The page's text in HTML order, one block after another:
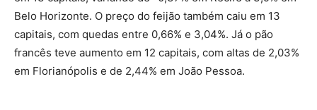
Belo Horizonte. O preço do feijão também caiu em 13
capitais, com quedas entre 0,66% e 3,04%. Já o pão
francês teve aumento em 12 capitais, com altas de 2,03%
em Florianópolis e de 2,44% em João Pessoa.